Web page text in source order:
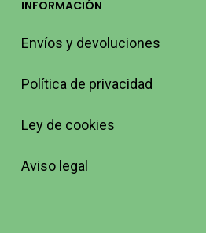
INFORMACIÓN
Envíos y devoluciones
Política de privacidad
Ley de cookies
Aviso legal